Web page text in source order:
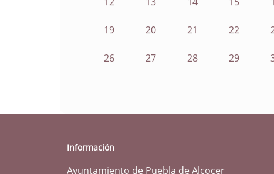
19 20 21 22
26 27 28 29
Información
Ayuntamiento de Puebla de Alcocer